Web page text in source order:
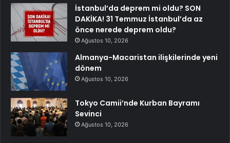
İstanbul’da deprem mi oldu? SON
DAKİKA! 31 Temmuz İstanbul’da az
önce nerede deprem oldu?
Ağustos 10, 2026
Almanya-Macaristan ilişkilerinde yeni
dönem
Ağustos 10, 2026
Tokyo Camii’nde Kurban Bayramı
Sevinci
Ağustos 10, 2026